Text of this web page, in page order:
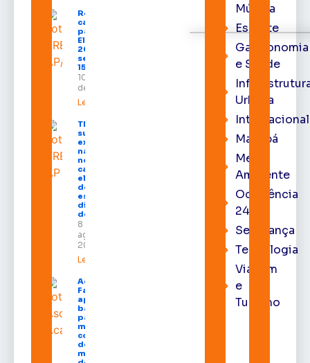
Registro de
candidaturas
para as
Eleições
2026 deve
ser feito até
15 de agosto
10 de agosto
de 2026
Leia mais »
TRE-AP
suspende
expediente
na sede e
nos
cartórios
eleitorais
de todo o
estado nos
dias 10 e 11
de agosto
8 de
agosto de
2026
Leia mais »
Acácio
Favacho
apresenta
balanço
parcial do
mandato
com mais
de R$ 668
milhões
Música
Esporte
Gastronomia
e Saúde
Urbana
Internacional
Macapá
Meio
Ambiente
Ocorrência
24h
Segurança
Tecnologia
Viagem
e
Turismo